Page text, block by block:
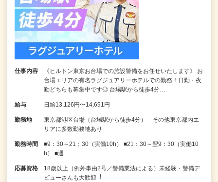
仕事内容
《ヒルトン東京お台場での施設警備をお任せいたします》 お
台場エリアの有名ラグジュアリーホテルでの勤務！日勤・夜
勤どちらも募集中です◎ 台場駅から徒歩4分…
給与 日給13,126円〜14,691円
勤務地
東京都港区台場（台場駅から徒歩4分） その他東京都内エ
リアに多数勤務地あり
勤務時間
■9：30～21：30（実働10h） ■21：30～翌9：30（実働10
h） ■週…
応募資格
18歳以上（例外事由2号／警備業法による）未経験・警備デ
ビューさんも⼤歓迎︕